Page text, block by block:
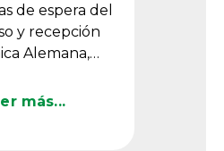
de espera del
y recepción
Alemana,
más...